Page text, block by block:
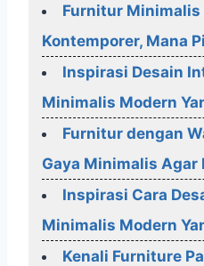
Furnitur Minimalis
Kontemporer, Mana
Inspirasi Desain
Minimalis Modern
Furnitur dengan
Gaya Minimalis Agar
Inspirasi Cara
Minimalis Modern
Kenali Furniture